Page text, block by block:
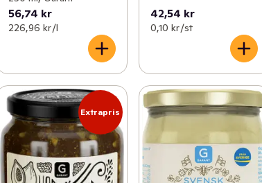
56,74 kr
226,96 kr /l
42,54 kr
0,10 kr /st
Extrapris